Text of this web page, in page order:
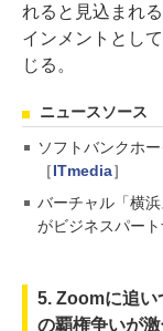
れると見込まれ
インメントとし
じる。
ニュースソース
ソフトバンクホ
［ITmedia］
バーチャル「横
がビジネスパー
5. Zoomに追い
の覇権争いが